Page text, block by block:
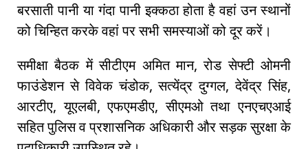
बरसाती पानी या गंदा पानी इक्कठा होता है वहां उन स्थानों
को चिन्हित करके वहां पर सभी समस्याओं को दूर करें।
समीक्षा बैठक में सीटीएम अमित मान, रोड सेफ्टी ओमनी
फाउंडेशन से विवेक चंडोक, सत्येंद्र दुग्गल, देवेंद्र सिंह,
आरटीए, यूएलबी, एफएमडीए, सीएमओ तथा एनएचएआई
सहित पुलिस व प्रशासनिक अधिकारी और सड़क सुरक्षा के